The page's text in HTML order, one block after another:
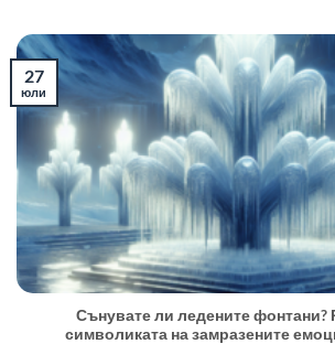
Сънувате ли ледените фонтани?
символиката на замразените
27
юли